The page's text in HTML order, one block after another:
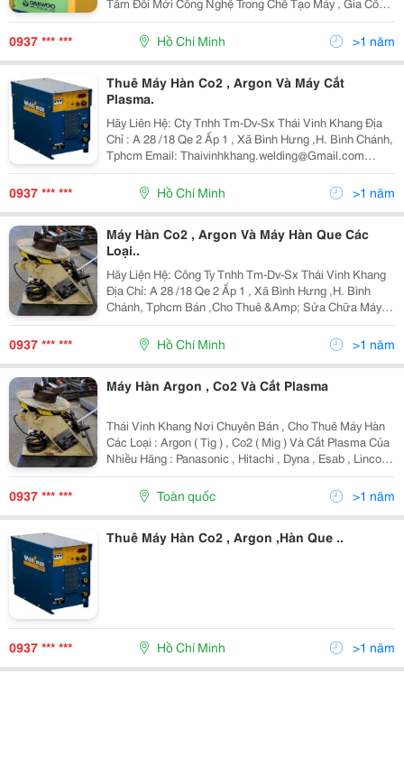
Cơ Khí , Hàn Khuôn , Hàn Giàn Giao Và Nhiều Ngành
Liên Quan Đến Hàn Cắt . . Hiên Tại, Chúng T
0937 *** *** Hồ Chí Minh >1 năm
Thuê Máy Hàn Co2 , Argon Và Máy Cắt
Plasma.
Hãy Liên Hệ: Cty Tnhh Tm-Dv-Sx Thái Vinh Khang Địa
Chỉ : A 28 /18 Qe 2 Ấp 1 , Xã Bình Hưng ,H. Bình Chánh,
Tphcm Email: Thaivinhkhang.welding@Gmail.com
Phone : Mr Khang 0937 610 419 Bán , Sửa Và Cho Thuê
Máy Hàn ,Máy Cắt Dân Dụng Và Cô
0937 *** *** Hồ Chí Minh >1 năm
Máy Hàn Co2 , Argon Và Máy Hàn Que Các
Loại..
Hãy Liện Hệ: Công Ty Tnhh Tm-Dv-Sx Thái Vinh Khang
Địa Chỉ: A 28 /18 Qe 2 Ấp 1 , Xã Bình Hưng ,H. Bình
Chánh, Tphcm Bán ,Cho Thuê &Amp; Sửa Chữa Máy
Hàn 200-1000A ,Máy Cắt Plasma 40A - 200A : - Uy Tín
Nhất - Rẻ Nhất - Nhanh Nhất
0937 *** *** Hồ Chí Minh >1 năm
Máy Hàn Argon , Co2 Và Cắt Plasma
Thái Vinh Khang Nơi Chuyên Bán , Cho Thuê Máy Hàn
Các Loại : Argon ( Tig ) , Co2 ( Mig ) Và Cắt Plasma Của
Nhiều Hãng : Panasonic , Hitachi , Dyna , Esab , Lincoln
, Riland , Jasic , Gubang .... Giá Tốt Nhất Dịch Vụ Tốt
Nhất Bảo Trì Nhanh
0937 *** *** Toàn quốc >1 năm
Thuê Máy Hàn Co2 , Argon ,Hàn Que ..
0937 *** *** Hồ Chí Minh >1 năm